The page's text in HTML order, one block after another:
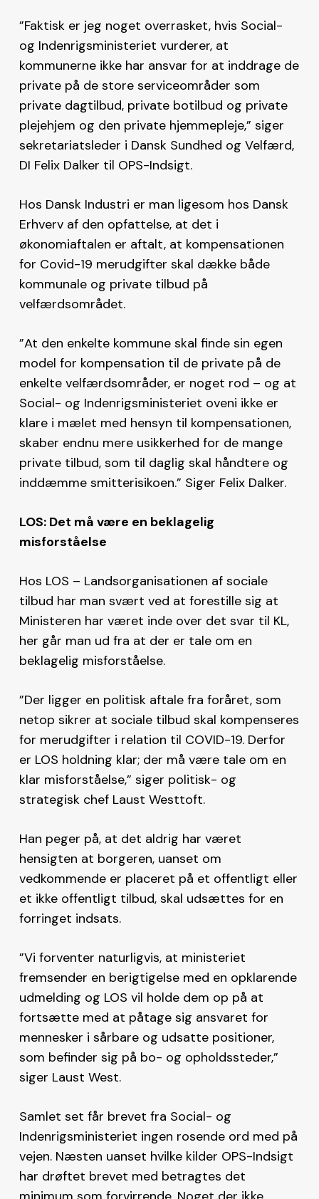
”Faktisk er jeg noget overrasket, hvis Social-
og Indenrigsministeriet vurderer, at
kommunerne ikke har ansvar for at inddrage de
private på de store serviceområder som
private dagtilbud, private botilbud og private
plejehjem og den private hjemmepleje,” siger
sekretariatsleder i Dansk Sundhed og Velfærd,
DI Felix Dalker til OPS-Indsigt.
Hos Dansk Industri er man ligesom hos Dansk
Erhverv af den opfattelse, at det i
økonomiaftalen er aftalt, at kompensationen
for Covid-19 merudgifter skal dække både
kommunale og private tilbud på
velfærdsområdet.
”At den enkelte kommune skal finde sin egen
model for kompensation til de private på de
enkelte velfærdsområder, er noget rod – og at
Social- og Indenrigsministeriet oveni ikke er
klare i mælet med hensyn til kompensationen,
skaber endnu mere usikkerhed for de mange
private tilbud, som til daglig skal håndtere og
inddæmme smitterisikoen.” Siger Felix Dalker.
LOS: Det må være en beklagelig
misforståelse
Hos LOS – Landsorganisationen af sociale
tilbud har man svært ved at forestille sig at
Ministeren har været inde over det svar til KL,
her går man ud fra at der er tale om en
beklagelig misforståelse.
”Der ligger en politisk aftale fra foråret, som
netop sikrer at sociale tilbud skal kompenseres
for merudgifter i relation til COVID-19. Derfor
er LOS holdning klar; der må være tale om en
klar misforståelse,” siger politisk- og
strategisk chef Laust Westtoft.
Han peger på, at det aldrig har været
hensigten at borgeren, uanset om
vedkommende er placeret på et offentligt eller
et ikke offentligt tilbud, skal udsættes for en
forringet indsats.
”Vi forventer naturligvis, at ministeriet
fremsender en berigtigelse med en opklarende
udmelding og LOS vil holde dem op på at
fortsætte med at påtage sig ansvaret for
mennesker i sårbare og udsatte positioner,
som befinder sig på bo- og opholdssteder,”
siger Laust West.
Samlet set får brevet fra Social- og
Indenrigsministeriet ingen rosende ord med på
vejen. Næsten uanset hvilke kilder OPS-Indsigt
har drøftet brevet med betragtes det